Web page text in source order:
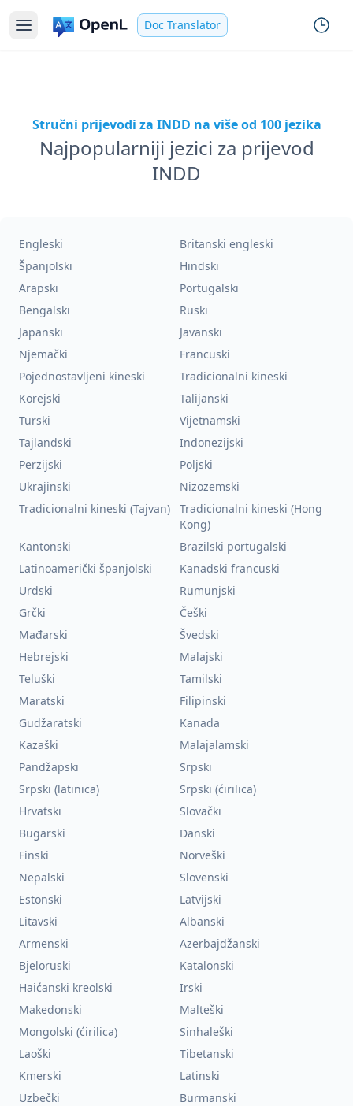
Doc Translator
Stručni prijevodi za INDD na više od 100 jezika
Najpopularniji jezici za prijevod
INDD
Engleski
Britanski engleski
Španjolski
Hindski
Arapski
Portugalski
Bengalski
Ruski
Japanski
Javanski
Njemački
Francuski
Pojednostavljeni kineski
Tradicionalni kineski
Korejski
Talijanski
Turski
Vijetnamski
Tajlandski
Indonezijski
Perzijski
Poljski
Ukrajinski
Nizozemski
Tradicionalni kineski (Tajvan)
Tradicionalni kineski (Hong
Kong)
Kantonski
Brazilski portugalski
Latinoamerički španjolski
Kanadski francuski
Urdski
Rumunjski
Grčki
Češki
Mađarski
Švedski
Hebrejski
Malajski
Teluški
Tamilski
Maratski
Filipinski
Gudžaratski
Kanada
Kazaški
Malajalamski
Pandžapski
Srpski
Srpski (latinica)
Srpski (ćirilica)
Hrvatski
Slovački
Bugarski
Danski
Finski
Norveški
Nepalski
Slovenski
Estonski
Latvijski
Litavski
Albanski
Armenski
Azerbajdžanski
Bjeloruski
Katalonski
Haićanski kreolski
Irski
Makedonski
Malteški
Mongolski (ćirilica)
Sinhaleški
Laoški
Tibetanski
Kmerski
Latinski
Uzbečki
Burmanski